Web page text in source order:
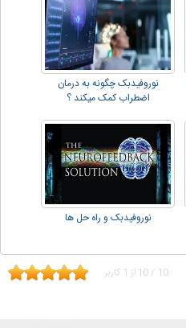
نوروفیدبک چگونه به درمان
اضطراب کمک میکند ؟
نوروفیدبک و راه حل ها
10 / 10 از 1 کاربر